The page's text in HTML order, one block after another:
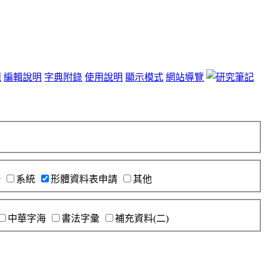
編輯說明 字典附錄 使用說明 顯示模式 網站導覽
系統 形體資料表申請 其他
中華字海 書法字彙 補充資料(二)